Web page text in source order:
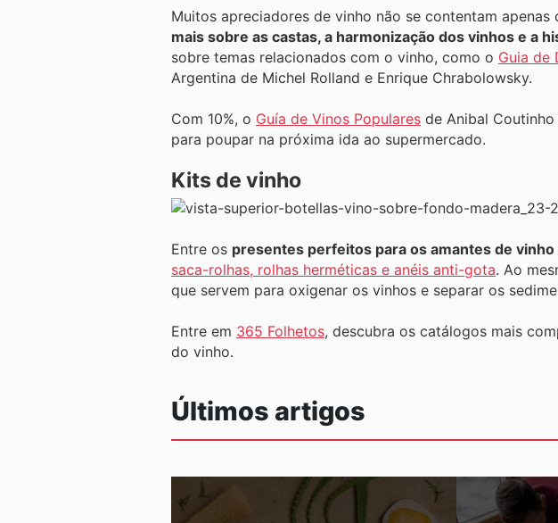
Muitos apreciadores de vinho não se contentam
mais sobre as castas, a harmonização dos vinhos e a
sobre temas relacionados com o vinho, como o Guia de
Argentina de Michel Rolland e Enrique Chrabolowsky.
Com 10%, o Guía de Vinos Populares de Anibal
para poupar na próxima ida ao supermercado.
Kits de vinho
Entre os presentes perfeitos para os amantes de vinho
saca-rolhas, rolhas herméticas e anéis anti-gota. Ao
que servem para oxigenar os vinhos e separar os
Entre em 365 Folhetos, descubra os catálogos mais
do vinho.
Últimos artigos